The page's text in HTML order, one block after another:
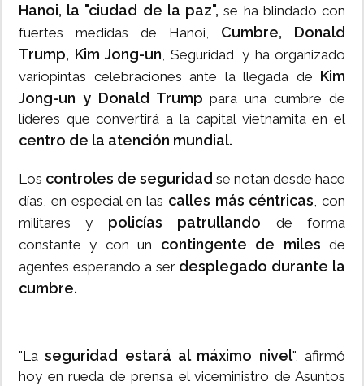
Hanoi, la "ciudad de la paz",se ha blindado con
fuertes medidas de Hanoi, Cumbre, Donald
Trump, Kim Jong-un, Seguridad, y ha organizado
variopintas celebraciones ante la llegada de Kim
Jong-un y Donald Trump para una cumbre de
líderes que convertirá a la capital vietnamita en el
centro de la atención mundial.
Los controles de seguridad se notan desde hace
días, en especial en las calles más céntricas, con
militares y policías patrullando de forma
constante y con un contingente de miles de
agentes esperando a ser desplegado durante la
cumbre.
"Laseguridad estará al máximo nivel", afirmó
hoy en rueda de prensa el viceministro de Asuntos